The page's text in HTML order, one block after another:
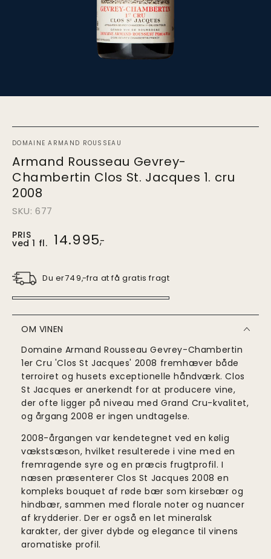
DOMAINE ARMAND ROUSSEAU
Armand Rousseau Gevrey-
Chambertin Clos St. Jacques 1. cru
2008
SKU: 677
PRIS
ved 1 fl.
Pris
stk.
14.995,-
Du er749,-fra at få gratis fragt
OM VINEN
Domaine Armand Rousseau Gevrey-Chambertin
1er Cru 'Clos St Jacques' 2008 fremhæver både
terroiret og husets exceptionelle håndværk. Clos
St Jacques er anerkendt for at producere vine,
der ofte ligger på niveau med Grand Cru-kvalitet,
og årgang 2008 er ingen undtagelse.
2008-årgangen var kendetegnet ved en kølig
vækstsæson, hvilket resulterede i vine med en
fremragende syre og en præcis frugtprofil. I
næsen præsenterer Clos St Jacques 2008 en
kompleks bouquet af røde bær som kirsebær og
hindbær, sammen med florale noter og nuancer
af krydderier. Der er også en let mineralsk
karakter, der giver dybde og elegance til vinens
aromatiske profil.